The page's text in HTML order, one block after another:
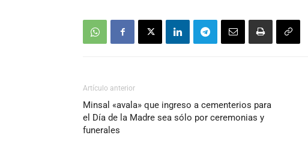
Artículo anterior
Minsal «avala» que ingreso a cementerios para
el Día de la Madre sea sólo por ceremonias y
funerales